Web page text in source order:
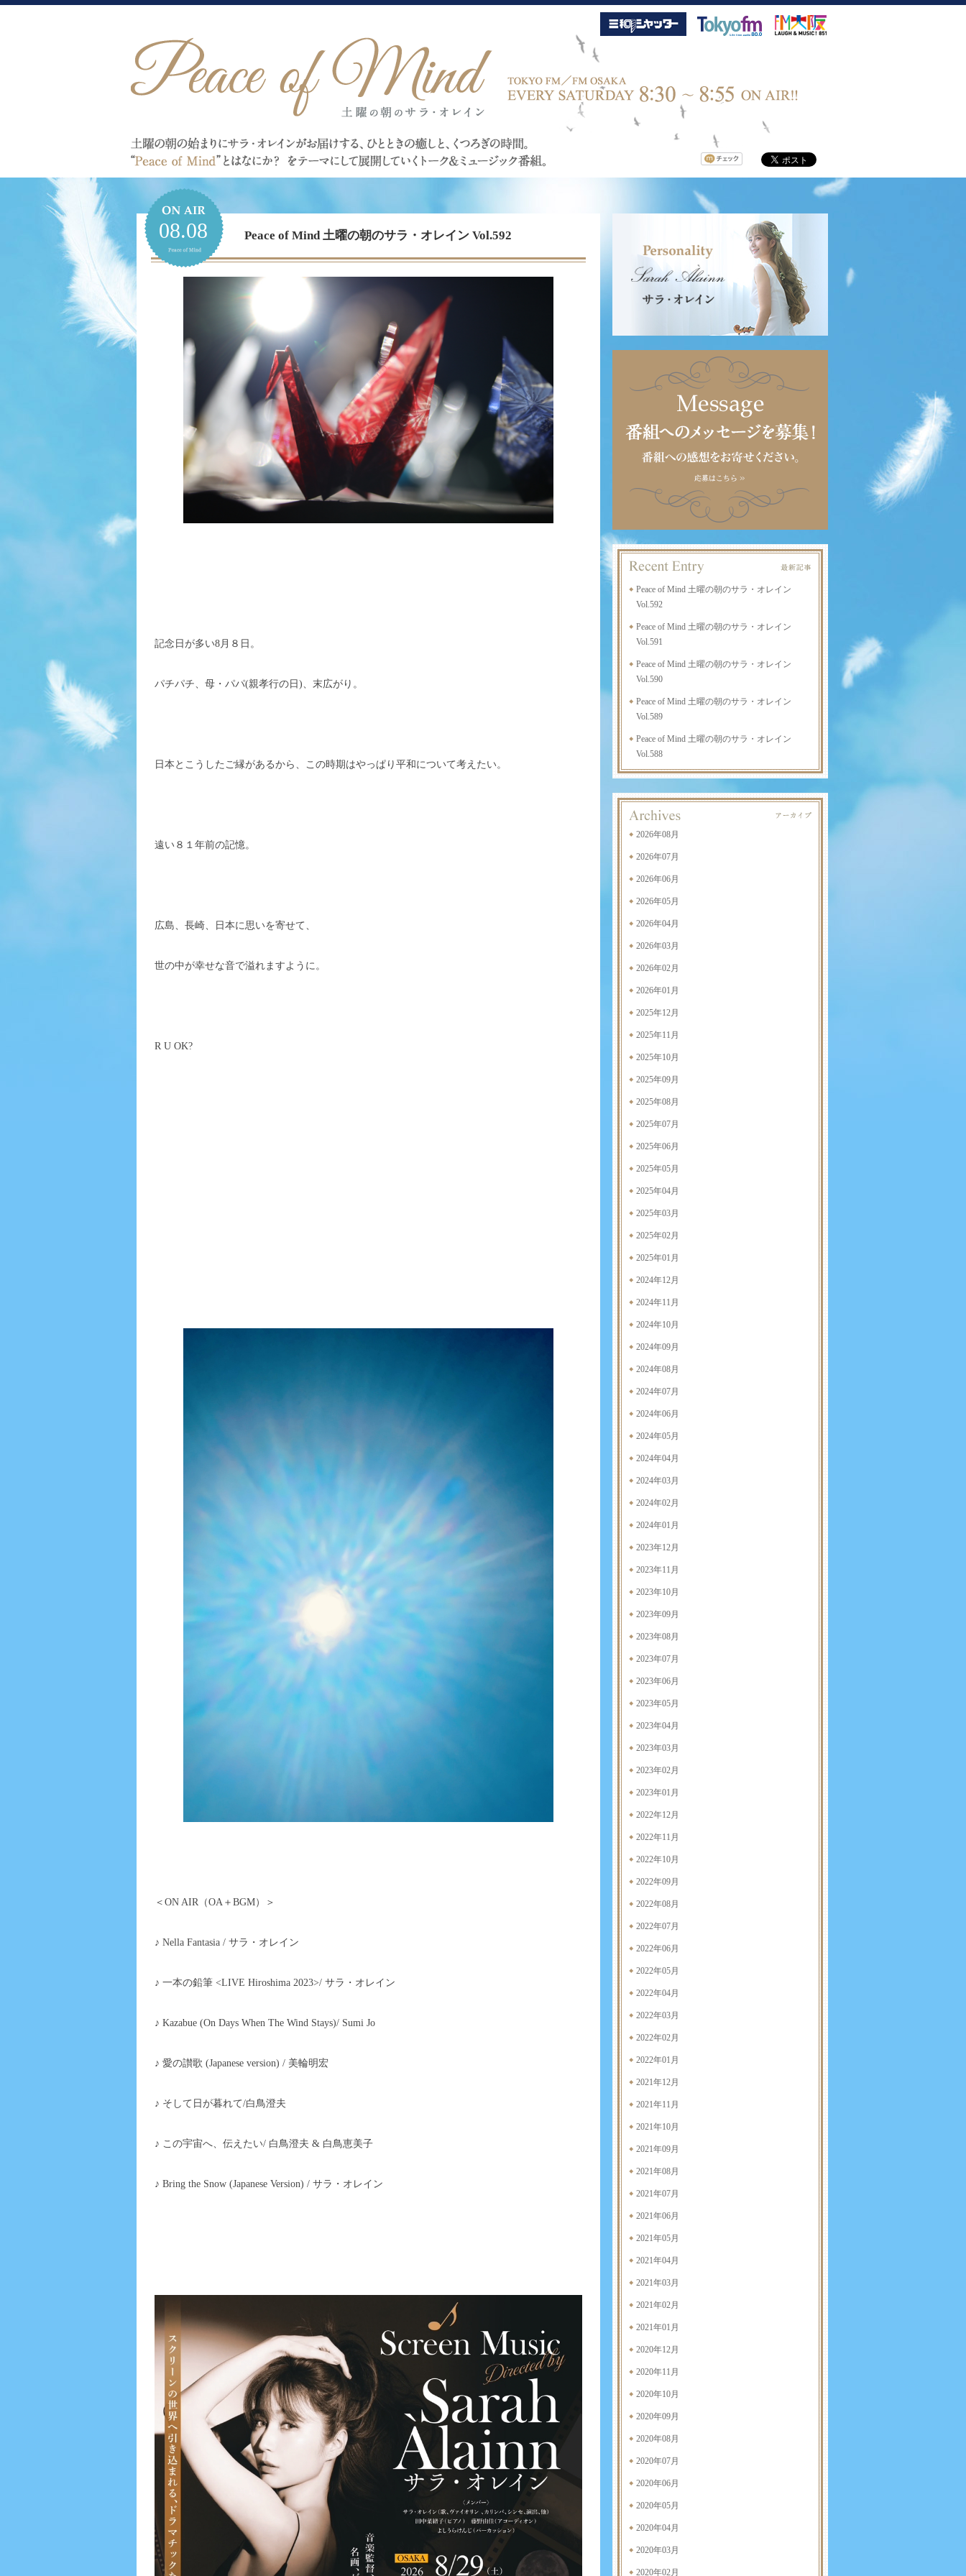
08.08 Peace of Mind 土曜の朝のサラ・オレイン Vol.592
記念日が多い8月８日。
パチパチ、母・パパ(親孝行の日)、末広がり。
日本とこうしたご縁があるから、この時期はやっぱり平和について考えたい。
遠い８１年前の記憶。
広島、長崎、日本に思いを寄せて、
世の中が幸せな音で溢れますように。
R U OK?
＜ON AIR（OA＋BGM）＞
♪ Nella Fantasia / サラ・オレイン
♪ 一本の鉛筆 <LIVE Hiroshima 2023>/ サラ・オレイン
♪ Kazabue (On Days When The Wind Stays)/ Sumi Jo
♪ 愛の讃歌 (Japanese version) / 美輪明宏
♪ そして日が暮れて/白鳥澄夫
♪ この宇宙へ、伝えたい/ 白鳥澄夫 & 白鳥恵美子
♪ Bring the Snow (Japanese Version) / サラ・オレイン
Peace of Mind 土曜の朝のサラ・オレイン
Vol.592
Peace of Mind 土曜の朝のサラ・オレイン
Vol.591
Peace of Mind 土曜の朝のサラ・オレイン
Vol.590
Peace of Mind 土曜の朝のサラ・オレイン
Vol.589
Peace of Mind 土曜の朝のサラ・オレイン
Vol.588
2026年08月
2026年07月
2026年06月
2026年05月
2026年04月
2026年03月
2026年02月
2026年01月
2025年12月
2025年11月
2025年10月
2025年09月
2025年08月
2025年07月
2025年06月
2025年05月
2025年04月
2025年03月
2025年02月
2025年01月
2024年12月
2024年11月
2024年10月
2024年09月
2024年08月
2024年07月
2024年06月
2024年05月
2024年04月
2024年03月
2024年02月
2024年01月
2023年12月
2023年11月
2023年10月
2023年09月
2023年08月
2023年07月
2023年06月
2023年05月
2023年04月
2023年03月
2023年02月
2023年01月
2022年12月
2022年11月
2022年10月
2022年09月
2022年08月
2022年07月
2022年06月
2022年05月
2022年04月
2022年03月
2022年02月
2022年01月
2021年12月
2021年11月
2021年10月
2021年09月
2021年08月
2021年07月
2021年06月
2021年05月
2021年04月
2021年03月
2021年02月
2021年01月
2020年12月
2020年11月
2020年10月
2020年09月
2020年08月
2020年07月
2020年06月
2020年05月
2020年04月
2020年03月
2020年02月